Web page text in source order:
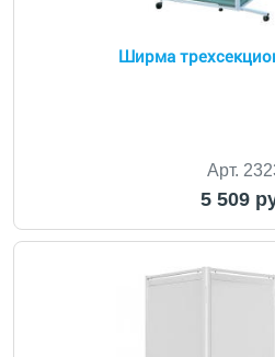
Ширма
Арт.
5 509